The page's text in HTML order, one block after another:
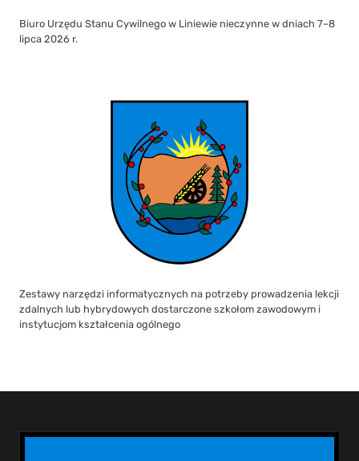
Biuro Urzędu Stanu Cywilnego w Liniewie nieczynne w dniach 7–8
lipca 2026 r.
Zestawy narzędzi informatycznych na potrzeby prowadzenia lekcji
zdalnych lub hybrydowych dostarczone szkołom zawodowym i
instytucjom kształcenia ogólnego